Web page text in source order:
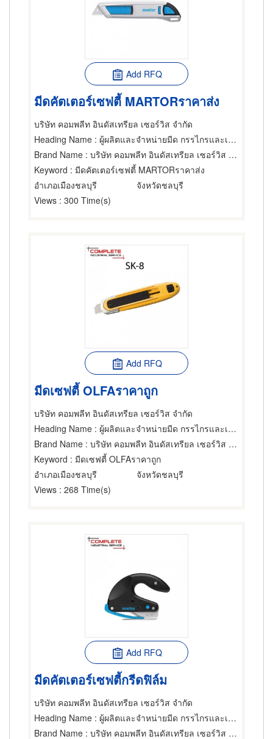
Add RFQ
มีดคัตเตอร์เซฟตี้ MARTORราคาส่ง
บริษัท คอมพลีท อินดัสเทรียล เซอร์วิส จำกัด
Heading Name : ผู้ผลิตและจำหน่ายมีด กรรไกรและเครื่องตัด
Brand Name : บริษัท คอมพลีท อินดัสเทรียล เซอร์วิส จำกัด
Keyword : มีดคัตเตอร์เซฟตี้ MARTORราคาส่ง
อำเภอเมืองชลบุรี
จังหวัดชลบุรี
Views : 300 Time(s)
Add RFQ
มีดเซฟตี้ OLFAราคาถูก
บริษัท คอมพลีท อินดัสเทรียล เซอร์วิส จำกัด
Heading Name : ผู้ผลิตและจำหน่ายมีด กรรไกรและเครื่องตัด
Brand Name : บริษัท คอมพลีท อินดัสเทรียล เซอร์วิส จำกัด
Keyword : มีดเซฟตี้ OLFAราคาถูก
อำเภอเมืองชลบุรี
จังหวัดชลบุรี
Views : 268 Time(s)
Add RFQ
มีดคัตเตอร์เซฟตี้กรีดฟิล์ม
บริษัท คอมพลีท อินดัสเทรียล เซอร์วิส จำกัด
Heading Name : ผู้ผลิตและจำหน่ายมีด กรรไกรและเครื่องตัด
Brand Name : บริษัท คอมพลีท อินดัสเทรียล เซอร์วิส จำกัด